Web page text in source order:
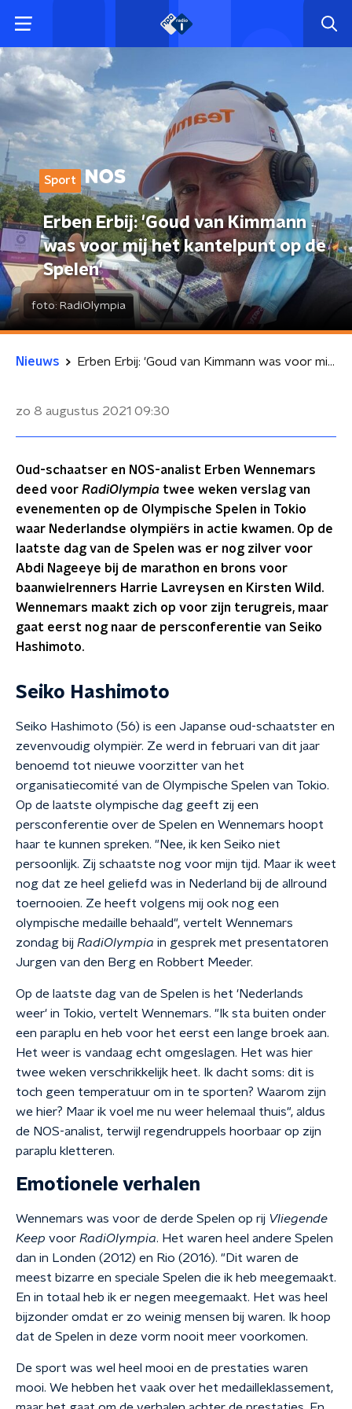
Sport
Erben Erbij: 'Goud van Kimmann
was voor mij het kantelpunt op de
Spelen'
foto: RadiOlympia
Nieuws Erben Erbij: 'Goud van Kimmann was voor mij het kantelpunt op de Spelen'
zo 8 augustus 2021 09:30
Oud-schaatser en NOS-analist Erben Wennemars
deed voor RadiOlympia twee weken verslag van
evenementen op de Olympische Spelen in Tokio
waar Nederlandse olympiërs in actie kwamen. Op de
laatste dag van de Spelen was er nog zilver voor
Abdi Nageeye bij de marathon en brons voor
baanwielrenners Harrie Lavreysen en Kirsten Wild.
Wennemars maakt zich op voor zijn terugreis, maar
gaat eerst nog naar de persconferentie van Seiko
Hashimoto.
Seiko Hashimoto
Seiko Hashimoto (56) is een Japanse oud-schaatster en
zevenvoudig olympiër. Ze werd in februari van dit jaar
benoemd tot nieuwe voorzitter van het
organisatiecomité van de Olympische Spelen van Tokio.
Op de laatste olympische dag geeft zij een
persconferentie over de Spelen en Wennemars hoopt
haar te kunnen spreken. "Nee, ik ken Seiko niet
persoonlijk. Zij schaatste nog voor mijn tijd. Maar ik weet
nog dat ze heel geliefd was in Nederland bij de allround
toernooien. Ze heeft volgens mij ook nog een
olympische medaille behaald", vertelt Wennemars
zondag bij RadiOlympia in gesprek met presentatoren
Jurgen van den Berg en Robbert Meeder.
Op de laatste dag van de Spelen is het 'Nederlands
weer' in Tokio, vertelt Wennemars. "Ik sta buiten onder
een paraplu en heb voor het eerst een lange broek aan.
Het weer is vandaag echt omgeslagen. Het was hier
twee weken verschrikkelijk heet. Ik dacht soms: dit is
toch geen temperatuur om in te sporten? Waarom zijn
we hier? Maar ik voel me nu weer helemaal thuis", aldus
de NOS-analist, terwijl regendruppels hoorbaar op zijn
paraplu kletteren.
Emotionele verhalen
Wennemars was voor de derde Spelen op rij Vliegende
Keep voor RadiOlympia. Het waren heel andere Spelen
dan in Londen (2012) en Rio (2016). "Dit waren de
meest bizarre en speciale Spelen die ik heb meegemaakt.
En in totaal heb ik er negen meegemaakt. Het was heel
bijzonder omdat er zo weinig mensen bij waren. Ik hoop
dat de Spelen in deze vorm nooit meer voorkomen.
De sport was wel heel mooi en de prestaties waren
mooi. We hebben het vaak over het medailleklassement,